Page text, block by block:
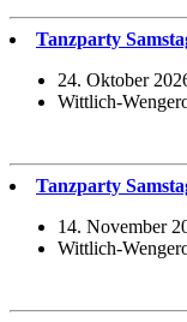
Tanzparty
24. Oktober
Wittlich-
Tanzparty
14. November
Wittlich-